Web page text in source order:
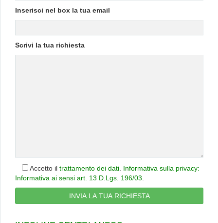
Inserisci nel box la tua email
Scrivi la tua richiesta
Accetto il trattamento dei dati Informativa sulla privacy:
Informativa ai sensi art. 13 D.Lgs. 196/03